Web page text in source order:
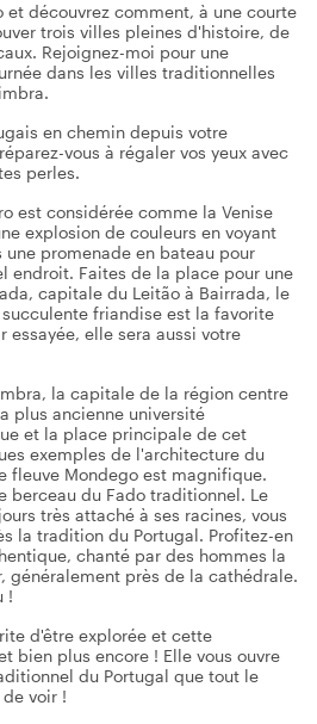
et découvrez comment, à une courte
trois villes pleines d'histoire, de
Rejoignez-moi pour une
dans les villes traditionnelles
en chemin depuis votre
vous à régaler vos yeux avec
perles.
est considérée comme la Venise
explosion de couleurs en voyant
promenade en bateau pour
endroit. Faites de la place pour une
capitale du Leitão à Bairrada, le
friandise est la favorite
essayée, elle sera aussi votre
la capitale de la région centre
plus ancienne université
et la place principale de cet
exemples de l'architecture du
fleuve Mondego est magnifique.
berceau du Fado traditionnel. Le
très attaché à ses racines, vous
la tradition du Portugal. Profitez-en
chanté par des hommes la
généralement près de la cathédrale.
!
d'être explorée et cette
bien plus encore ! Elle vous ouvre
du Portugal que tout le
voir !